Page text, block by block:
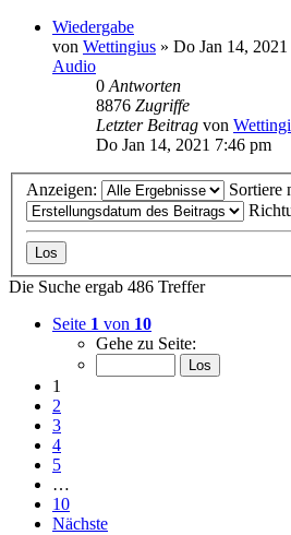
Wiedergabe
von Wettingius » Do Jan 14,
Audio
0 Antworten
8876 Zugriffe
Letzter Beitrag von
Do Jan 14, 2021 7:46 pm
Anzeigen:
Sortiere
Die Suche ergab 486 Treffer
Seite 1 von 10
Gehe zu Seite:
1
2
3
4
5
…
10
Nächste